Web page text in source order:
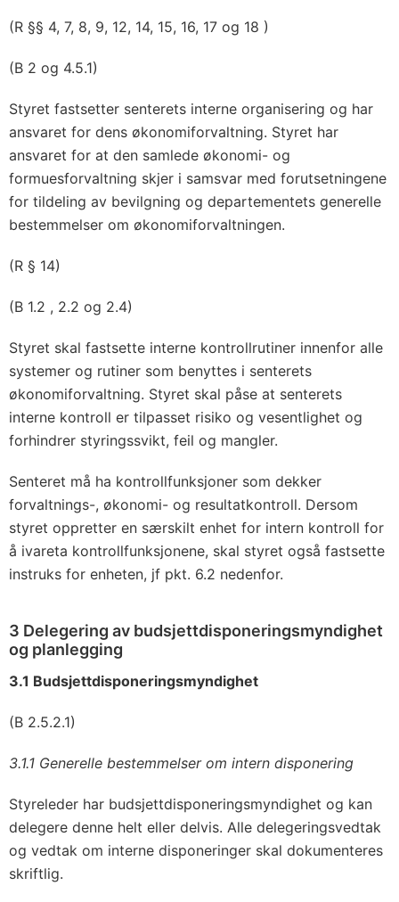
(R §§ 4, 7, 8, 9, 12, 14, 15, 16, 17 og 18 )
(B 2 og 4.5.1)
Styret fastsetter senterets interne organisering og har
ansvaret for dens økonomiforvaltning. Styret har
ansvaret for at den samlede økonomi- og
formuesforvaltning skjer i samsvar med forutsetningene
for tildeling av bevilgning og departementets generelle
bestemmelser om økonomiforvaltningen.
(R § 14)
(B 1.2 , 2.2 og 2.4)
Styret skal fastsette interne kontrollrutiner innenfor alle
systemer og rutiner som benyttes i senterets
økonomiforvaltning. Styret skal påse at senterets
interne kontroll er tilpasset risiko og vesentlighet og
forhindrer styringssvikt, feil og mangler.
Senteret må ha kontrollfunksjoner som dekker
forvaltnings-, økonomi- og resultatkontroll. Dersom
styret oppretter en særskilt enhet for intern kontroll for
å ivareta kontrollfunksjonene, skal styret også fastsette
instruks for enheten, jf pkt. 6.2 nedenfor.
3 Delegering av budsjettdisponeringsmyndighet
og planlegging
3.1 Budsjettdisponeringsmyndighet
(B 2.5.2.1)
3.1.1 Generelle bestemmelser om intern disponering
Styreleder har budsjettdisponeringsmyndighet og kan
delegere denne helt eller delvis. Alle delegeringsvedtak
og vedtak om interne disponeringer skal dokumenteres
skriftlig.